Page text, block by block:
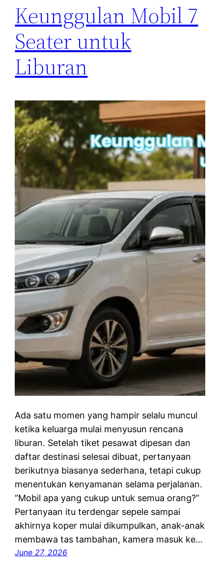
Keunggulan Mobil 7
Seater untuk
Liburan
Ada satu momen yang hampir selalu muncul
ketika keluarga mulai menyusun rencana
liburan. Setelah tiket pesawat dipesan dan
daftar destinasi selesai dibuat, pertanyaan
berikutnya biasanya sederhana, tetapi cukup
menentukan kenyamanan selama perjalanan.
“Mobil apa yang cukup untuk semua orang?”
Pertanyaan itu terdengar sepele sampai
akhirnya koper mulai dikumpulkan, anak-anak
membawa tas tambahan, kamera masuk ke…
June 27, 2026